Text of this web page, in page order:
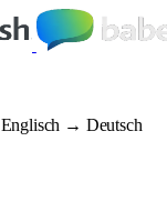
Englisch → Deutsch